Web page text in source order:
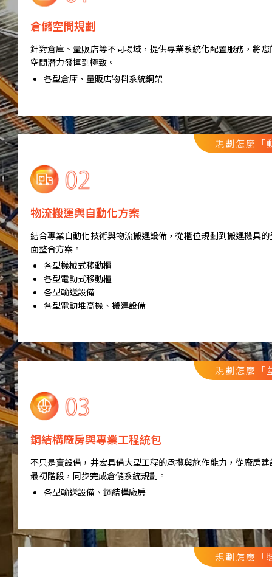
倉儲空間規劃
針對倉庫、量販店等不同場域，提供專業系統化配置服務，將您
空間潛力發揮到極致。
各型倉庫、量販店物料系統鋼架
規劃怎麼「
物流搬運與自動化方案
結合專業自動化技術與物流搬運設備，從櫃位規劃到搬運機具的
面整合方案。
各型機械式移動櫃
各型電動式移動櫃
各型輸送設備
各型電動堆高機、搬運設備
規劃怎麼「
鋼結構廠房與專業工程統包
不只是賣設備，井宏具備大型工程的承攬與施作能力，從廠房建
最初階段，同步完成倉儲系統規劃。
各型輸送設備、鋼結構廠房
規劃怎麼「